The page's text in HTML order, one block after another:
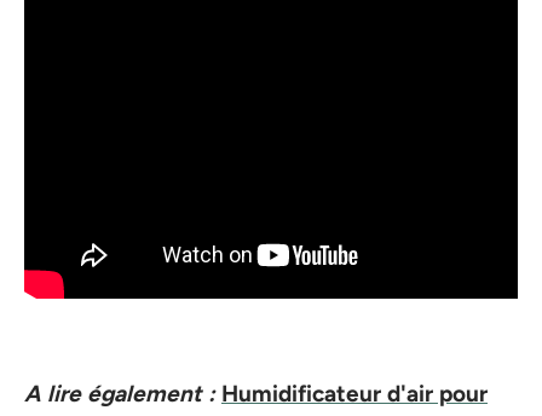
A lire également : Humidificateur d'air pour